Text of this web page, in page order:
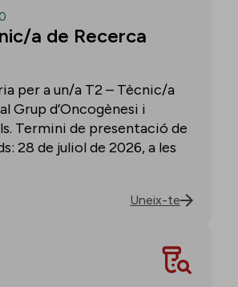
a de Recerca
per a un/a T2 – Tècnic/a
Grup d’Oncogènesi i
Termini de presentació de
28 de juliol de 2026, a les
Uneix-te